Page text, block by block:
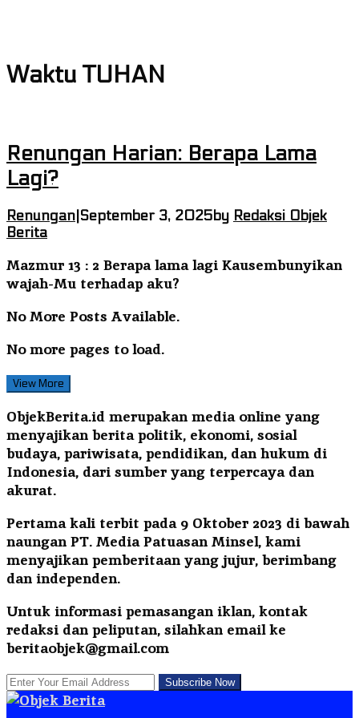
Waktu TUHAN
Renungan Harian: Berapa Lama
Lagi?
Renungan September 3, 2025by Redaksi Objek
Berita
Mazmur 13 : 2 Berapa lama lagi Kausembunyikan
wajah-Mu terhadap aku?
No More Posts Available.
No more pages to load.
View More
ObjekBerita.id merupakan media online yang
menyajikan berita politik, ekonomi, sosial
budaya, pariwisata, pendidikan, dan hukum di
Indonesia, dari sumber yang terpercaya dan
akurat.
Pertama kali terbit pada 9 Oktober 2023 di bawah
naungan PT. Media Patuasan Minsel, kami
menyajikan pemberitaan yang jujur, berimbang
dan independen.
Untuk informasi pemasangan iklan, kontak
redaksi dan peliputan, silahkan email ke
beritaobjek@gmail.com